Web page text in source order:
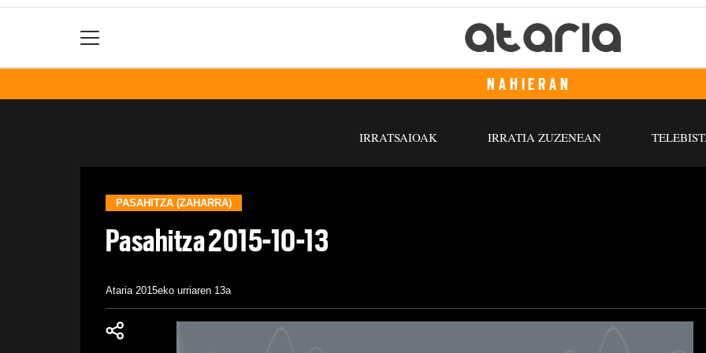
NAHIERAN
IRRATSAIOAK IRRATIA ZUZENEAN
PASAHITZA (ZAHARRA)
Pasahitza 2015-10-13
Ataria 2015eko urriaren 13a